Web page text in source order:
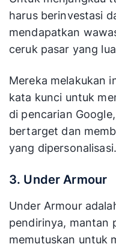
harus berinvestasi
mendapatkan
ceruk pasar yang
Mereka melakukan
kata kunci untuk
di pencarian
bertarget dan
yang dipersonalisasi.
3. Under Armour
Under Armour
pendirinya, mantan
memutuskan untuk